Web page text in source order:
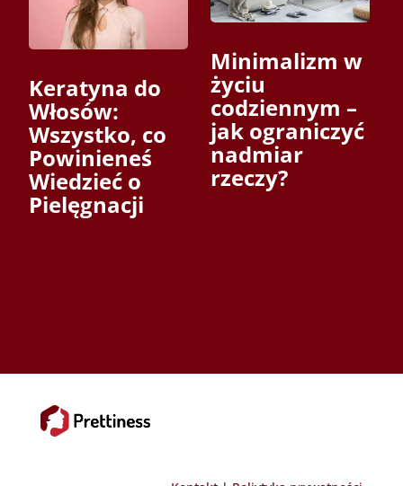
Keratyna do
Włosów:
Wszystko, co
Powinieneś
Wiedzieć o
Pielęgnacji
Minimalizm w
życiu
codziennym –
jak ograniczyć
nadmiar
rzeczy?